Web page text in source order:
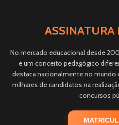
No mercado educacional desde
e um conceito pedagógico
destaca nacionalmente no
milhares de candidatos na
concursos